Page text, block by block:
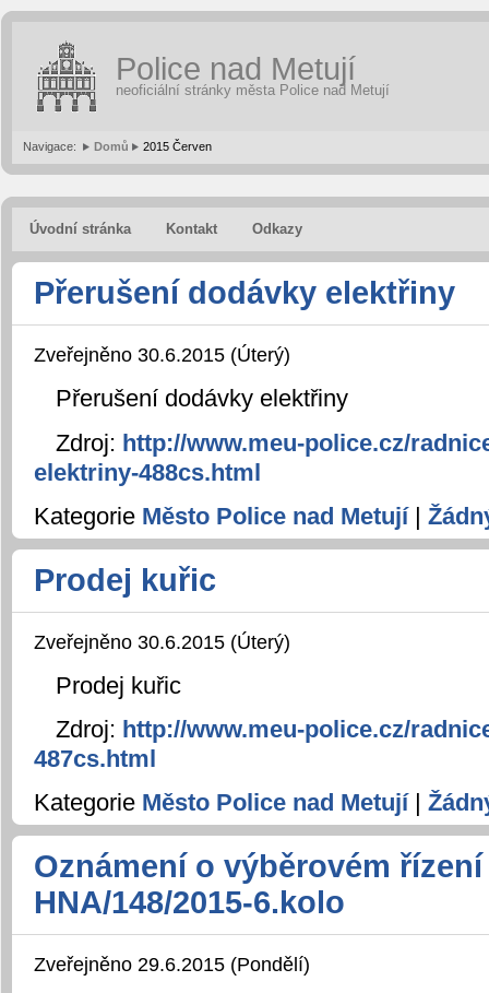
Police nad Metují
neoficiální stránky města Police nad Metují
Navigace: Domů 2015 Červen
Úvodní stránka Kontakt Odkazy
Přerušení dodávky elektřiny
Zveřejněno 30.6.2015 (Úterý)
Přerušení dodávky elektřiny
Zdroj: http://www.meu-police.cz/
elektriny-488cs.html
Kategorie Město Police nad Metují|
Prodej kuřic
Zveřejněno 30.6.2015 (Úterý)
Prodej kuřic
Zdroj: http://www.meu-police.cz/
487cs.html
Kategorie Město Police nad Metují|
Oznámení o výběrovém řízení
HNA/148/2015-6.kolo
Zveřejněno 29.6.2015 (Pondělí)